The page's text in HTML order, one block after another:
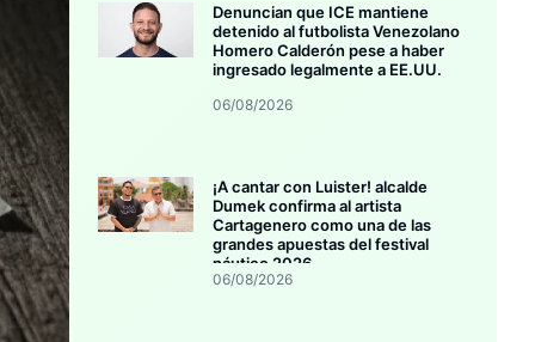
Denuncian que ICE mantiene
detenido al futbolista Venezolano
Homero Calderón pese a haber
ingresado legalmente a EE.UU.
06/08/2026
¡A cantar con Luister! alcalde
Dumek confirma al artista
Cartagenero como una de las
grandes apuestas del festival
náutico 2026
06/08/2026